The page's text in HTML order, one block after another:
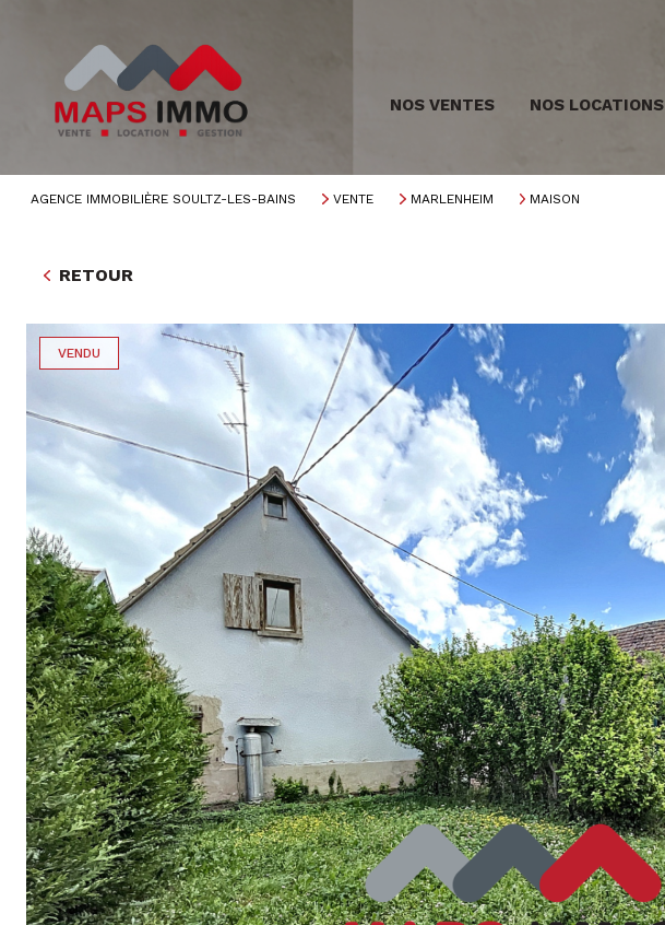
NOS VENTES NOS LOCATIONS
AGENCE IMMOBILIÈRE SOULTZ-LES-BAINS VENTE MARLENHEIM MAISON
RETOUR
VENDU